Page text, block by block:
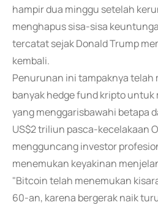
hampir dua minggu setelah
menghapus sisa-sisa
tercatat sejak Donald Trump
kembali.
Penurunan ini tampaknya telah
banyak hedge fund kripto
yang menggarisbawahi betapa
US$2 triliun pasca-kecelakaan
mengguncang investor
menemukan keyakinan
"Bitcoin telah menemukan
60-an, karena bergerak naik